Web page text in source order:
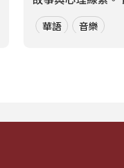
心理學的角度出
聽眾探索音樂如
舞、想流淚...
華語 音樂